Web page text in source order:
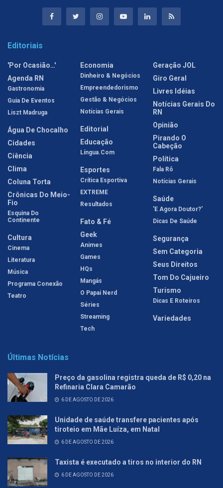
Editoriais
'Por Ocasião…'
Agenda RN
Gastronomia
Guia De Eventos
Liszt Madruga
Água De Chocalho
Cidades
Ciência
Clima
Coluna Torta
Crônicas Do Meio-
Fio
Esquina Do
Continente
Cultura
Cinema
Literatura
Música
Programa Conexão
Teatro
Economia
Dinheiro & Negócios
Empreendedorismo
Gestão & Negócios
Notícias Gerais
Editorial
Educação
Língua.com
Esportes
Crítica Esportiva
EXTREME
Resultados
Fato & Fé
Geek
Animes
Games
HQs
Mangás
O Papai Nerd
Séries
Streaming
Tech
Geração JOL
Giro Geral
Livres Idéias
Notícias Gerais Do
RN
Opinião
Pirando O
Cabeção
Política
Fala Rô
Notícias Gerais
Saúde
'E Agora Doutor?'
Dicas De Saúde
Segurança
Sem Categoria
Seus Direitos
Tom Do Cajueiro
Turismo
Dicas E Roteiros
Variedades
Últimas Notícias
Preço da gasolina registra queda de R$ 0,20 na
Refinaria Clara Camarão
6 DE AGOSTO DE 2026
Unidade de saúde transfere pacientes após
tiroteio em Mãe Luíza, em Natal
6 DE AGOSTO DE 2026
Taxista é executado a tiros no interior do RN
6 DE AGOSTO DE 2026